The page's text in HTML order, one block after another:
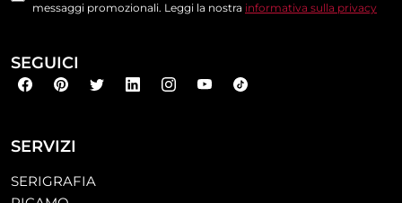
SERVIZI
SERIGRAFIA
messaggi promozionali. Leggi la nostra informativa sulla privacy
SEGUICI